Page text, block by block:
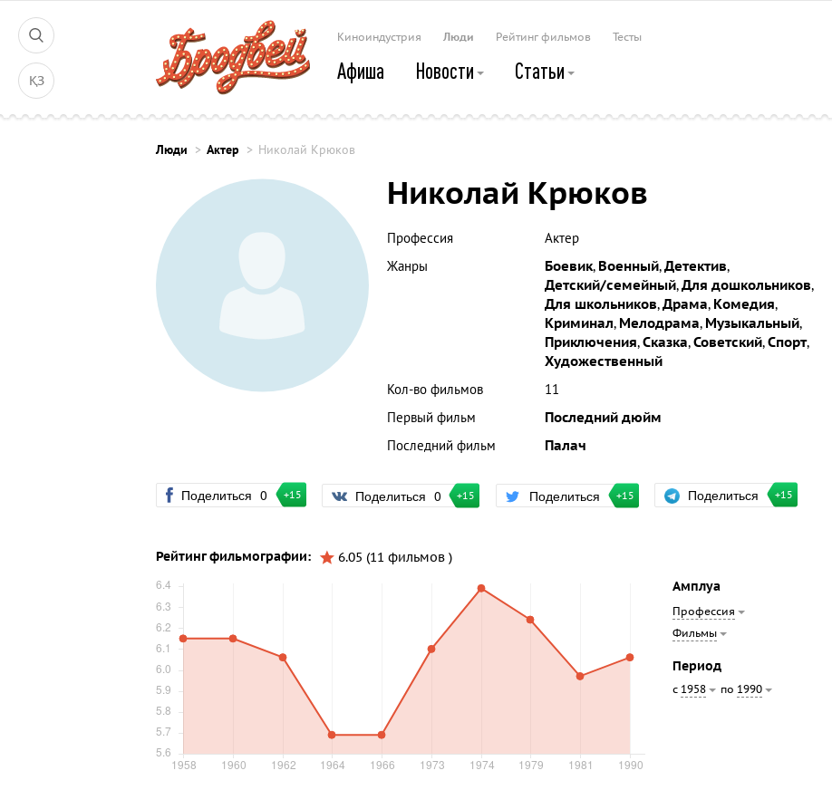
ҚЗ
Киноиндустрия Люди Рейтинг фильмов Тесты
Афиша Новости Статьи
Люди Актер Николай Крюков
Николай Крюков
Профессия
Актер
Жанры
Боевик, Военный,Детектив,
Детский/семейный,Для дошкольников,
Для школьников,Драма, Комедия,
Криминал, Мелодрама, Музыкальный,
Приключения,Сказка,Советский,Спорт,
Художественный
Кол-во фильмов
11
Первый фильм
Последний дюйм
Последний фильм
Палач
Поделиться 0 +15 Поделиться 0 +15 Поделиться +15 Поделиться +15
Рейтинг фильмографии:
6.05 (11 фильмов )
Амплуа
Профессия
Фильмы
Период
с 1958 по 1990